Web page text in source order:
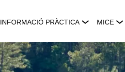
INFORMACIÓ PRÀCTICA MICE